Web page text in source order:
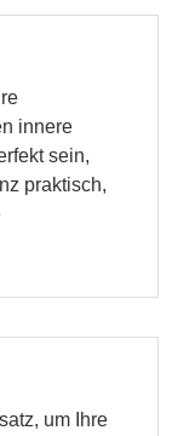
innere
sein,
praktisch,
um Ihre